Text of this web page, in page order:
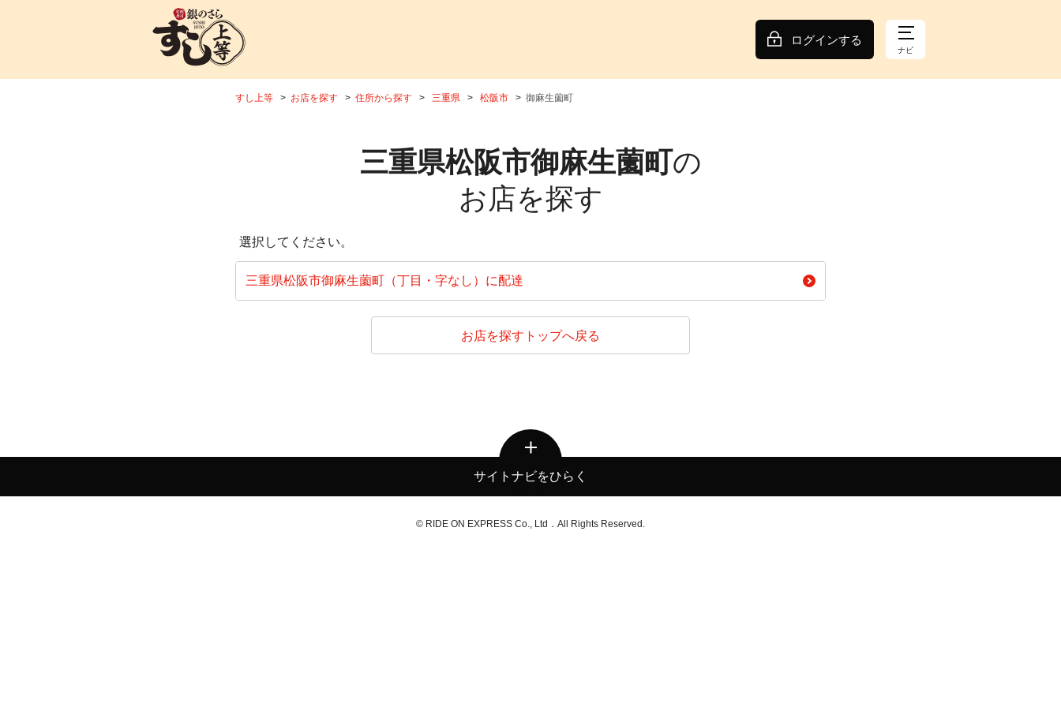
ログインする
ナビ
すし上等 お店を探す 住所から探す 三重県 松阪市 御麻生薗町
三重県松阪市御麻生薗町の
お店を探す
選択してください。
三重県松阪市御麻生薗町（丁目・字なし）に配達
お店を探すトップへ戻る
サイトナビをひらく
© RIDE ON EXPRESS Co., Ltd．All Rights Reserved.